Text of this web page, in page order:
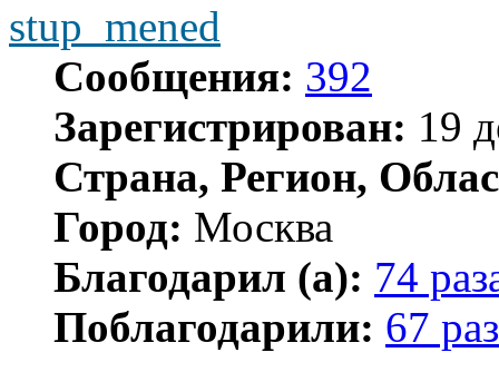
stup_mened
Сообщения: 392
Зарегистрирован: 19
Страна, Регион,
Город: Москва
Благодарил (а): 74
Поблагодарили: 67 раз